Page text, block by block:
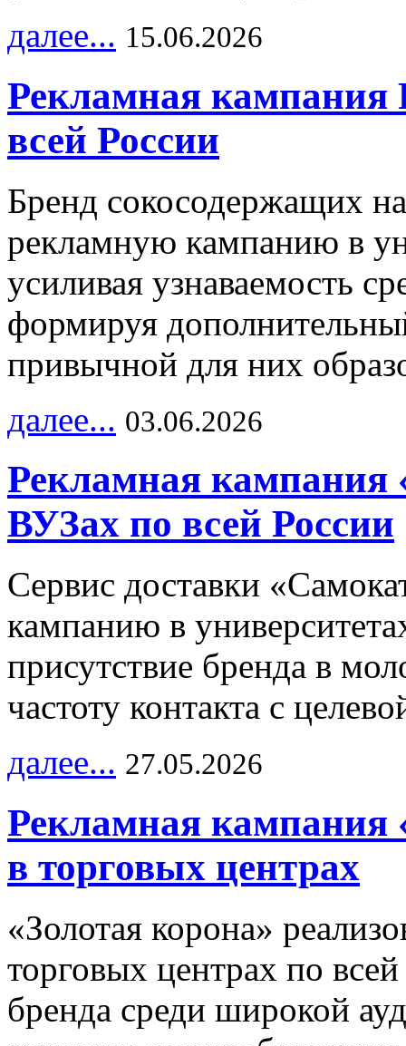
далее... 15.06.2026
Рекламная
всей России
Бренд сокосодержащих
рекламную кампанию в
усиливая узнаваемость
формируя
привычной для них
далее... 03.06.2026
Рекламная кампания
ВУЗах по всей России
Сервис доставки
кампанию в
присутствие бренда в
частоту контакта с
далее... 27.05.2026
Рекламная кампания
в торговых центрах
«Золотая корона»
торговых центрах по
бренда среди широкой